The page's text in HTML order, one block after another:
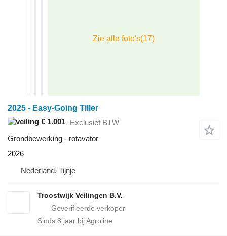
2025 - Easy-Going Tiller
€ 1.001 Exclusief BTW
Grondbewerking - rotavator
2026
Nederland, Tijnje
Troostwijk Veilingen B.V.
Sinds 8 jaar bij Agroline